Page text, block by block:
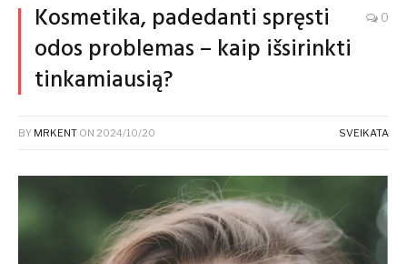
Kosmetika, padedanti spręsti
odos problemas – kaip išsirinkti
tinkamiausią?
0
BY MRKENT ON 2024/10/20 SVEIKATA